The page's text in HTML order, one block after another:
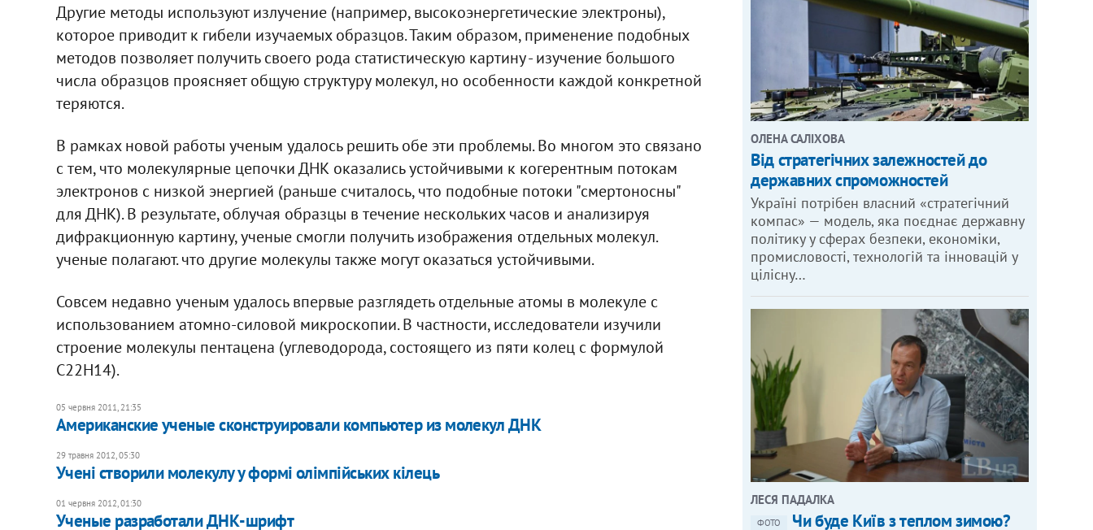
Другие методы используют излучение (например, высокоэнергетические электроны),
которое приводит к гибели изучаемых образцов. Таким образом, применение подобных
методов позволяет получить своего рода статистическую картину - изучение большого
числа образцов проясняет общую структуру молекул, но особенности каждой конкретной
теряются.
В рамках новой работы ученым удалось решить обе эти проблемы. Во многом это связано
с тем, что молекулярные цепочки ДНК оказались устойчивыми к когерентным потокам
электронов с низкой энергией (раньше считалось, что подобные потоки "смертоносны"
для ДНК). В результате, облучая образцы в течение нескольких часов и анализируя
дифракционную картину, ученые смогли получить изображения отдельных молекул.
ученые полагают. что другие молекулы также могут оказаться устойчивыми.
Совсем недавно ученым удалось впервые разглядеть отдельные атомы в молекуле с
использованием атомно-силовой микроскопии. В частности, исследователи изучили
строение молекулы пентацена (углеводорода, состоящего из пяти колец с формулой
C22H14).
05 червня 2011, 21:35
Американские ученые сконструировали компьютер из молекул ДНК
29 травня 2012, 05:30
Учені створили молекулу у формі олімпійських кілець
01 червня 2012, 01:30
Ученые разработали ДНК-шрифт
ОЛЕНА САЛІХОВА
Від стратегічних залежностей до
державних спроможностей
Україні потрібен власний «стратегічний
компас» — модель, яка поєднає державну
політику у сферах безпеки, економіки,
промисловості, технологій та інновацій у
цілісну…
ЛЕСЯ ПАДАЛКА
ФОТО
Чи буде Київ з теплом зимою?